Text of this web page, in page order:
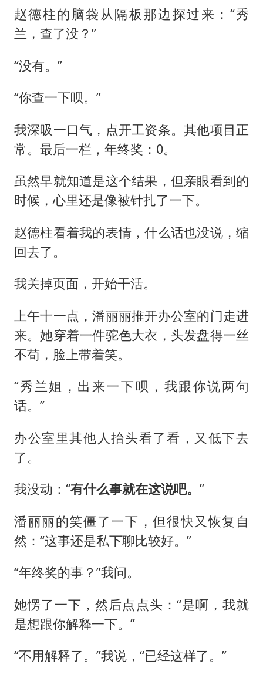
赵德柱的脑袋从隔板那边探过来：“秀
兰，查了没？”
“没有。”
“你查一下呗。”
我深吸一口气，点开工资条。其他项目正
常。最后一栏，年终奖：0。
虽然早就知道是这个结果，但亲眼看到的
时候，心里还是像被针扎了一下。
赵德柱看着我的表情，什么话也没说，缩
回去了。
我关掉页面，开始干活。
上午十一点，潘丽丽推开办公室的门走进
来。她穿着一件驼色大衣，头发盘得一丝
不苟，脸上带着笑。
“秀兰姐，出来一下呗，我跟你说两句
话。”
办公室里其他人抬头看了看，又低下去
了。
我没动：“有什么事就在这说吧。 ”
潘丽丽的笑僵了一下，但很快又恢复自
然：“这事还是私下聊比较好。”
“年终奖的事？”我问。
她愣了一下，然后点点头：“是啊，我就
是想跟你解释一下。”
“不用解释了。”我说，“已经这样了。”